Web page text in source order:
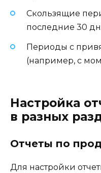
Скользящие
последние 30
Периоды с
(например, с
Настройка
в разных
Отчеты по
Для настройки